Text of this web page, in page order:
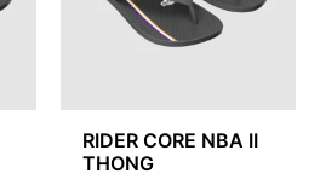
RIDER CORE NBA II
THONG